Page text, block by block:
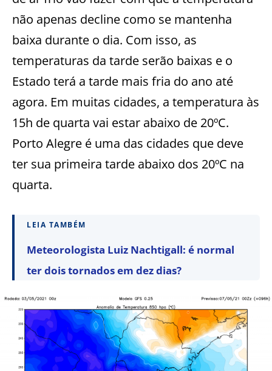
não apenas decline como se mantenha
baixa durante o dia. Com isso, as
temperaturas da tarde serão baixas e o
Estado terá a tarde mais fria do ano até
agora. Em muitas cidades, a temperatura às
15h de quarta vai estar abaixo de 20ºC.
Porto Alegre é uma das cidades que deve
ter sua primeira tarde abaixo dos 20ºC na
quarta.
LEIA TAMBÉM
Meteorologista Luiz Nachtigall: é normal
ter dois tornados em dez dias?